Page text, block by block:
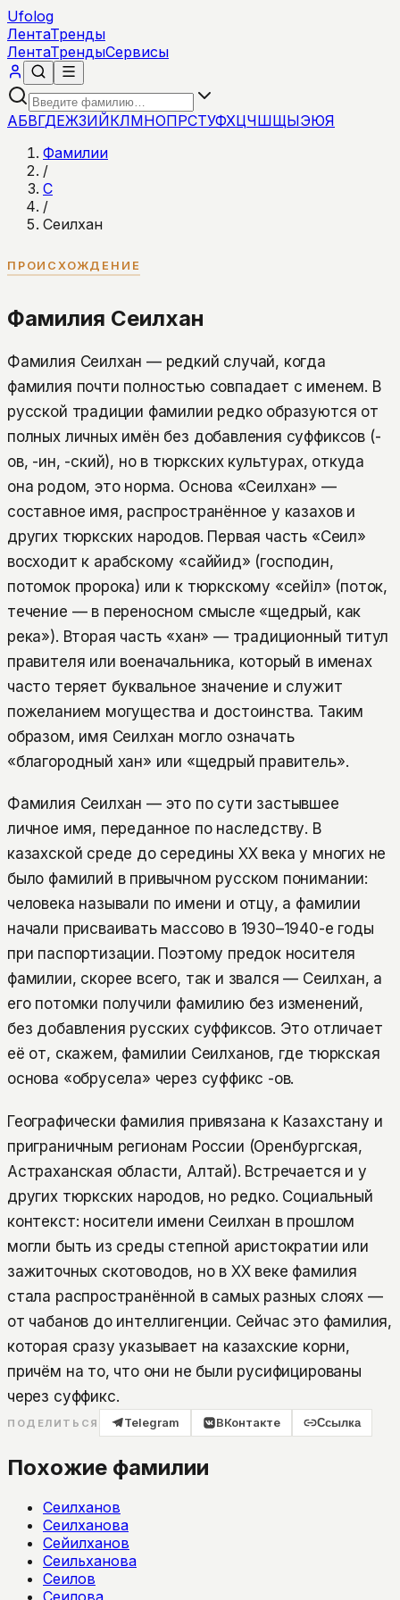
Ufolog
ЛентаТренды
ЛентаТрендыСервисы
АБВГДЕЖЗИЙКЛМНОПРСТУФХЦЧШЩЫЭЮЯ
Фамилии
/
С
/
Сеилхан
ПРОИСХОЖДЕНИЕ
Фамилия Сеилхан
Фамилия Сеилхан — редкий случай, когда
фамилия почти полностью совпадает с именем. В
русской традиции фамилии редко образуются от
полных личных имён без добавления суффиксов (-
ов, -ин, -ский), но в тюркских культурах, откуда
она родом, это норма. Основа «Сеилхан» —
составное имя, распространённое у казахов и
других тюркских народов. Первая часть «Сеил»
восходит к арабскому «саййид» (господин,
потомок пророка) или к тюркскому «сейіл» (поток,
течение — в переносном смысле «щедрый, как
река»). Вторая часть «хан» — традиционный титул
правителя или военачальника, который в именах
часто теряет буквальное значение и служит
пожеланием могущества и достоинства. Таким
образом, имя Сеилхан могло означать
«благородный хан» или «щедрый правитель».
Фамилия Сеилхан — это по сути застывшее
личное имя, переданное по наследству. В
казахской среде до середины XX века у многих не
было фамилий в привычном русском понимании:
человека называли по имени и отцу, а фамилии
начали присваивать массово в 1930–1940-е годы
при паспортизации. Поэтому предок носителя
фамилии, скорее всего, так и звался — Сеилхан, а
его потомки получили фамилию без изменений,
без добавления русских суффиксов. Это отличает
её от, скажем, фамилии Сеилханов, где тюркская
основа «обрусела» через суффикс -ов.
Географически фамилия привязана к Казахстану и
приграничным регионам России (Оренбургская,
Астраханская области, Алтай). Встречается и у
других тюркских народов, но редко. Социальный
контекст: носители имени Сеилхан в прошлом
могли быть из среды степной аристократии или
зажиточных скотоводов, но в XX веке фамилия
стала распространённой в самых разных слоях —
от чабанов до интеллигенции. Сейчас это фамилия,
которая сразу указывает на казахские корни,
причём на то, что они не были русифицированы
через суффикс.
ПОДЕЛИТЬСЯ Telegram ВКонтакте Ссылка
Похожие фамилии
Сеилханов
Сеилханова
Сейилханов
Сеильханова
Сеилов